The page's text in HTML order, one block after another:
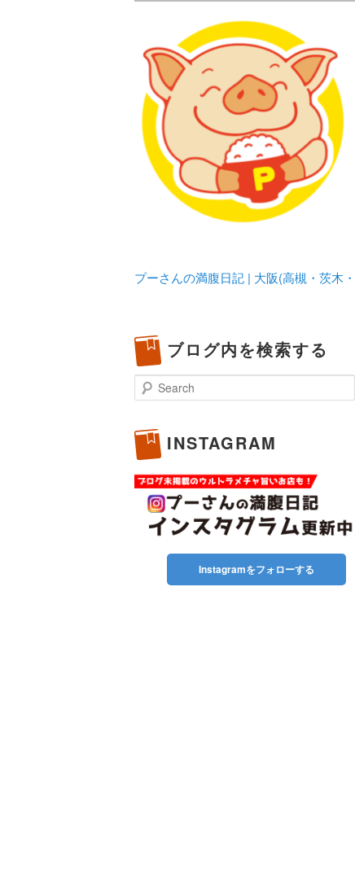
プーさんの満
豊中・箕面)
化してます。
プーさんの満腹日記 | 大阪(高槻・茨木
ブログ内を検索する
Search
INSTAGRAM
Instagramをフォローする